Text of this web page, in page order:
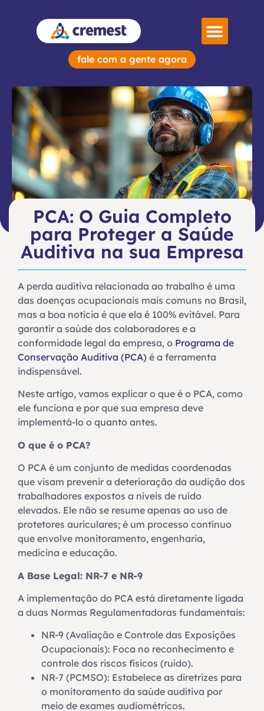
fale com a gente agora
PCA: O Guia Completo
para Proteger a Saúde
Auditiva na sua Empresa
A perda auditiva relacionada ao trabalho é uma
das doenças ocupacionais mais comuns no Brasil,
mas a boa notícia é que ela é 100% evitável. Para
garantir a saúde dos colaboradores e a
conformidade legal da empresa, o Programa de
Conservação Auditiva (PCA) é a ferramenta
indispensável.
Neste artigo, vamos explicar o que é o PCA, como
ele funciona e por que sua empresa deve
implementá-lo o quanto antes.
O que é o PCA?
O PCA é um conjunto de medidas coordenadas
que visam prevenir a deterioração da audição dos
trabalhadores expostos a níveis de ruído
elevados. Ele não se resume apenas ao uso de
protetores auriculares; é um processo contínuo
que envolve monitoramento, engenharia,
medicina e educação.
A Base Legal: NR-7 e NR-9
A implementação do PCA está diretamente ligada
a duas Normas Regulamentadoras fundamentais:
NR-9 (Avaliação e Controle das Exposições
Ocupacionais): Foca no reconhecimento e
controle dos riscos físicos (ruído).
NR-7 (PCMSO): Estabelece as diretrizes para
o monitoramento da saúde auditiva por
meio de exames audiométricos.